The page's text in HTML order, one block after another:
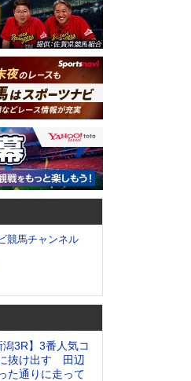
競馬チャンネル
潟3R】3番人気コ
抜け出す 田辺
た通りに走って